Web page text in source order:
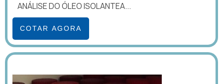
ANÁLISE DO ÓLEO ISOLANTEA...
COTAR AGORA